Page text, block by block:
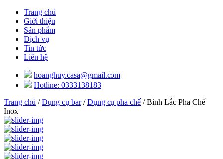
Trang chủ
Giới thiệu
Sản phẩm
Dịch vụ
Tin tức
Liên hệ
hoanghuy.casa@gmail.com
Hotline: 0333138183
Trang chủ /Dụng cụ bar/Dụng cụ pha chế / Bình Lắc Pha Chế
Inox